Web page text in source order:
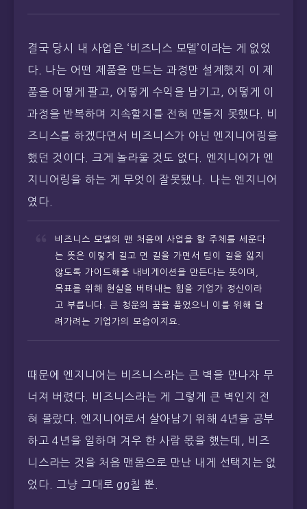
결국 당시 내 사업은 ‘비즈니스 모델’이라는 게 없었
다. 나는 어떤 제품을 만드는 과정만 설계했지 이 제
품을 어떻게 팔고, 어떻게 수익을 남기고, 어떻게 이
과정을 반복하며 지속할지를 전혀 만들지 못했다. 비
즈니스를 하겠다면서 비즈니스가 아닌 엔지니어링을
했던 것이다. 크게 놀라울 것도 없다. 엔지니어가 엔
지니어링을 하는 게 무엇이 잘못됐나. 나는 엔지니어
였다.
비즈니스 모델의 맨 처음에 사업을 할 주체를 세운다
는 뜻은 이렇게 길고 먼 길을 가면서 팀이 길을 잃지
않도록 가이드해줄 내비게이션을 만든다는 뜻이며,
목표를 위해 현실을 버텨내는 힘을 기업가 정신이라
고 부릅니다. 큰 청운의 꿈을 품었으니 이를 위해 달
려가려는 기업가의 모습이지요.
때문에 엔지니어는 비즈니스라는 큰 벽을 만나자 무
너져 버렸다. 비즈니스라는 게 그렇게 큰 벽인지 전
혀 몰랐다. 엔지니어로서 살아남기 위해 4년을 공부
하고 4년을 일하며 겨우 한 사람 몫을 했는데, 비즈
니스라는 것을 처음 맨몸으로 만난 내게 선택지는 없
었다. 그냥 그대로 gg칠 뿐.